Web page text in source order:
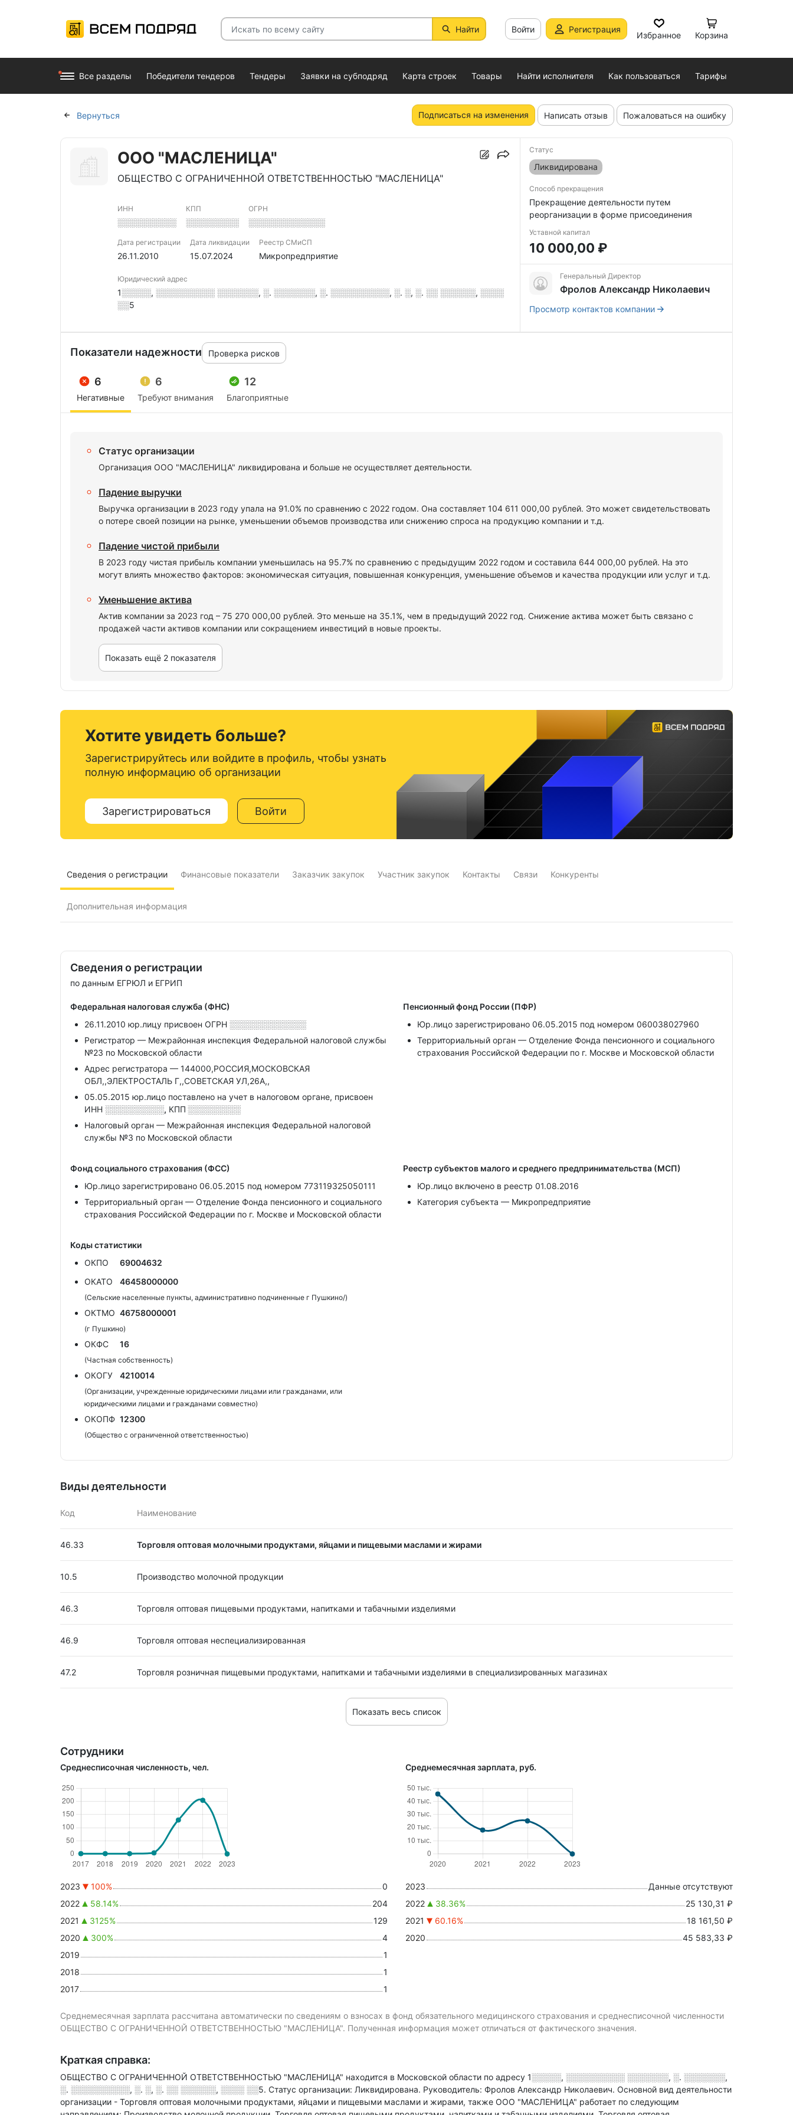
Найти Войти Регистрация
Избранное Корзина
Все разделы Победители тендеров Тендеры Заявки на субподряд Карта строек Товары Найти исполнителя Как пользоваться Тарифы
Вернуться Подписаться на изменения Написать отзыв Пожаловаться на ошибку
ООО "МАСЛЕНИЦА"
ОБЩЕСТВО С ОГРАНИЧЕННОЙ ОТВЕТСТВЕННОСТЬЮ "МАСЛЕНИЦА"
ИНН
░░░░░░░░░░
КПП
░░░░░░░░░
ОГРН
░░░░░░░░░░░░░
Дата регистрации
26.11.2010
Дата ликвидации
15.07.2024
Реестр СМиСП
Микропредприятие
Юридический адрес
1░░░░░, ░░░░░░░░░░ ░░░░░░░, ░. ░░░░░░░, ░. ░░░░░░░░░░, ░. ░, ░. ░░ ░░░░░░, ░░░░
░░5
Статус
Ликвидирована
Способ прекращения
Прекращение деятельности путем
реорганизации в форме присоединения
Уставной капитал
10 000,00 ₽
Генеральный Директор
Фролов Александр Николаевич
Просмотр контактов компании
Показатели надежности Проверка рисков
6
Негативные
6
Требуют внимания
12
Благоприятные
Статус организации
Организация ООО "МАСЛЕНИЦА" ликвидирована и больше не осуществляет деятельности.
Падение выручки
Выручка организации в 2023 году упала на 91.0% по сравнению с 2022 годом. Она составляет 104 611 000,00 рублей. Это может свидетельствовать
о потере своей позиции на рынке, уменьшении объемов производства или снижению спроса на продукцию компании и т.д.
Падение чистой прибыли
В 2023 году чистая прибыль компании уменьшилась на 95.7% по сравнению с предыдущим 2022 годом и составила 644 000,00 рублей. На это
могут влиять множество факторов: экономическая ситуация, повышенная конкуренция, уменьшение объемов и качества продукции или услуг и т.д.
Уменьшение актива
Актив компании за 2023 год – 75 270 000,00 рублей. Это меньше на 35.1%, чем в предыдущий 2022 год. Снижение актива может быть связано с
продажей части активов компании или сокращением инвестиций в новые проекты.
Показать ещё 2 показателя
Хотите увидеть больше?
Зарегистрируйтесь или войдите в профиль, чтобы узнать
полную информацию об организации
Зарегистрироваться Войти
Сведения о регистрации Финансовые показатели Заказчик закупок Участник закупок Контакты Связи Конкуренты
Дополнительная информация
Сведения о регистрации
по данным ЕГРЮЛ и ЕГРИП
Федеральная налоговая служба (ФНС)
26.11.2010 юр.лицу присвоен ОГРН ░░░░░░░░░░░░░
Регистратор — Межрайонная инспекция Федеральной налоговой службы
№23 по Московской области
Адрес регистратора — 144000,РОССИЯ,МОСКОВСКАЯ
ОБЛ,,ЭЛЕКТРОСТАЛЬ Г,,СОВЕТСКАЯ УЛ,26А,,
05.05.2015 юр.лицо поставлено на учет в налоговом органе, присвоен
ИНН ░░░░░░░░░░, КПП ░░░░░░░░░
Налоговый орган — Межрайонная инспекция Федеральной налоговой
службы №3 по Московской области
Пенсионный фонд России (ПФР)
Юр.лицо зарегистрировано 06.05.2015 под номером 060038027960
Территориальный орган — Отделение Фонда пенсионного и социального
страхования Российской Федерации по г. Москве и Московской области
Фонд социального страхования (ФСС)
Юр.лицо зарегистрировано 06.05.2015 под номером 773119325050111
Территориальный орган — Отделение Фонда пенсионного и социального
страхования Российской Федерации по г. Москве и Московской области
Реестр субъектов малого и среднего предпринимательства (МСП)
Юр.лицо включено в реестр 01.08.2016
Категория субъекта — Микропредприятие
Коды статистики
ОКПО
69004632
ОКАТО
46458000000
(Сельские населенные пункты, административно подчиненные г Пушкино/)
ОКТМО 46758000001
(г Пушкино)
ОКФС 16
(Частная собственность)
ОКОГУ 4210014
(Организации, учрежденные юридическими лицами или гражданами, или
юридическими лицами и гражданами совместно)
ОКОПФ 12300
(Общество с ограниченной ответственностью)
Виды деятельности
Код Наименование
46.33 Торговля оптовая молочными продуктами, яйцами и пищевыми маслами и жирами
10.5 Производство молочной продукции
46.3 Торговля оптовая пищевыми продуктами, напитками и табачными изделиями
46.9 Торговля оптовая неспециализированная
47.2 Торговля розничная пищевыми продуктами, напитками и табачными изделиями в специализированных магазинах
Показать весь список
Сотрудники
Среднесписочная численность, чел.
2023 100%
0
2022
58.14%
204
2021
3125%
129
2020
300%
4
2019
1
2018
1
2017
1
Среднемесячная зарплата, руб.
2023
Данные отсутствуют
2022
38.36%
25 130,31 ₽
2021
60.16%
18 161,50 ₽
2020
45 583,33 ₽
Среднемесячная зарплата рассчитана автоматически по сведениям о взносах в фонд обязательного медицинского страхования и среднесписочной численности
ОБЩЕСТВО С ОГРАНИЧЕННОЙ ОТВЕТСТВЕННОСТЬЮ "МАСЛЕНИЦА". Полученная информация может отличаться от фактического значения.
Краткая справка:
ОБЩЕСТВО С ОГРАНИЧЕННОЙ ОТВЕТСТВЕННОСТЬЮ "МАСЛЕНИЦА" находится в Московской области по адресу 1░░░░░, ░░░░░░░░░░ ░░░░░░░, ░. ░░░░░░░,
░. ░░░░░░░░░░, ░. ░, ░. ░░ ░░░░░░, ░░░░ ░░5. Статус организации: Ликвидирована. Руководитель: Фролов Александр Николаевич. Основной вид деятельности
организации - Торговля оптовая молочными продуктами, яйцами и пищевыми маслами и жирами, также ООО "МАСЛЕНИЦА" работает по следующим